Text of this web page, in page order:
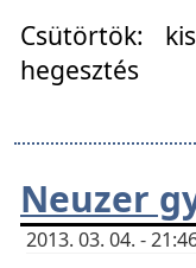
Csütörtök:
hegesztés
Neuzer
2013. 03. 04. -